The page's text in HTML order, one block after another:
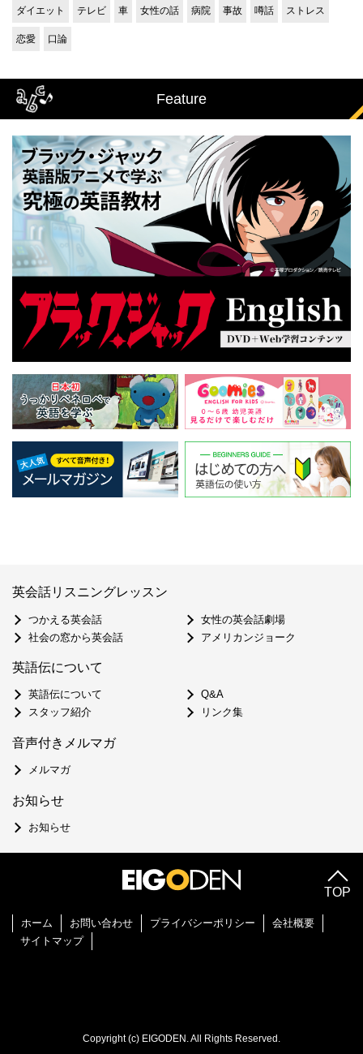
ダイエット テレビ 車 女性の話 病院 事故 噂話 ストレス
恋愛 口論
Feature
英会話リスニングレッスン
つかえる英会話
女性の英会話劇場
社会の窓から英会話
アメリカンジョーク
英語伝について
英語伝について
Q&A
スタッフ紹介
リンク集
音声付きメルマガ
メルマガ
お知らせ
お知らせ
ホーム お問い合わせ プライバシーポリシー
会社概要
サイトマップ
TOP
Copyright (c) EIGODEN. All Rights Reserved.